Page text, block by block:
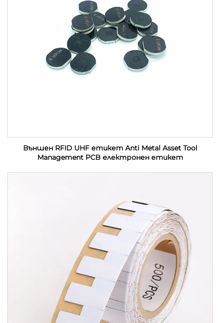
Външен RFID UHF етикет Anti Metal Asset Tool
Management PCB електронен етикет